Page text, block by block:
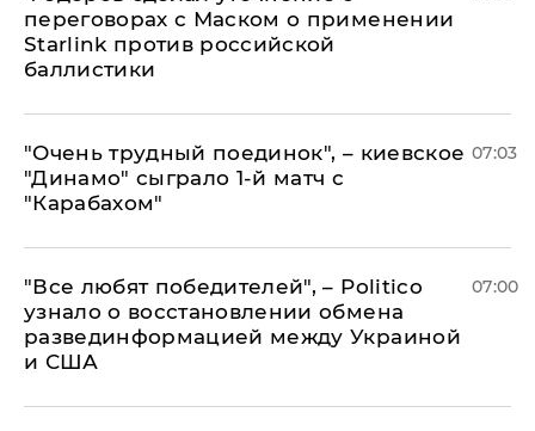
переговорах с Маском о применении
Starlink против российской
баллистики
"Очень трудный поединок", – киевское
"Динамо" сыграло 1-й матч с
"Карабахом"
07:03
​"Все любят победителей", – Politico
узнало о восстановлении обмена
развединформацией между Украиной
и США
07:00